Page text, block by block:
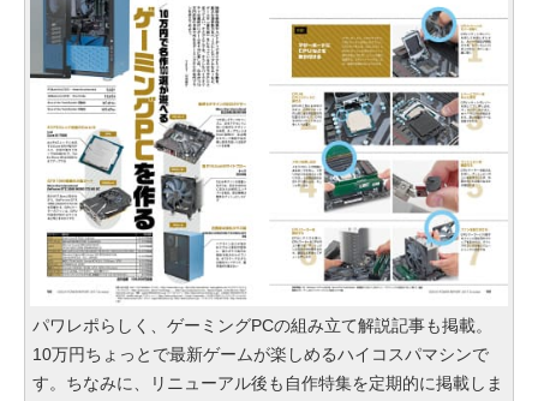
パワレポらしく、ゲーミングPCの組み立て解説記事も掲載。
10万円ちょっとで最新ゲームが楽しめるハイコスパマシンで
す。ちなみに、リニューアル後も自作特集を定期的に掲載しま